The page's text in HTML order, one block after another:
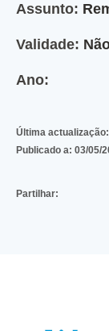
Assunto:
Validade:
Ano:
Última actualização:
Publicado a: 03/05/
Partilhar: